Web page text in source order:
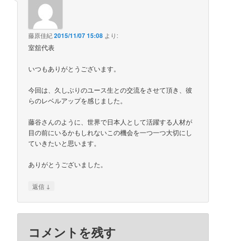
藤原佳紀2015/11/07 15:08 より:
室舘代表
いつもありがとうございます。
今回は、久しぶりのユース生との交流をさせて頂き、彼
らのレベルアップを感じました。
藤谷さんのように、世界で日本人として活躍する人材が
目の前にいるかもしれないこの機会を一つ一つ大切にし
ていきたいと思います。
ありがとうございました。
返信 ↓
コメントを残す